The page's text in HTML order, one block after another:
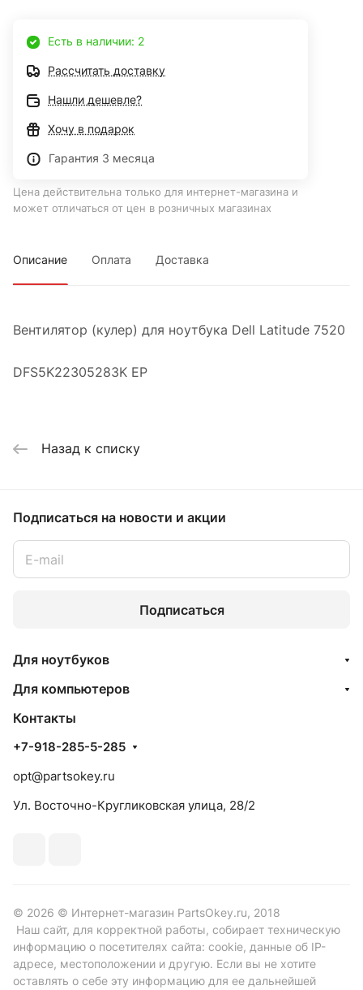
Есть в наличии: 2
Рассчитать доставку
Нашли дешевле?
Хочу в подарок
Гарантия 3 месяца
Цена действительна только для интернет-магазина и
может отличаться от цен в розничных магазинах
Описание Оплата Доставка
Вентилятор (кулер) для ноутбука Dell Latitude 7520
DFS5K22305283K EP
Назад к списку
Подписаться на новости и акции
Подписаться
Для ноутбуков
Для компьютеров
Контакты
+7-918-285-5-285
opt@partsokey.ru
Ул. Восточно-Кругликовская улица, 28/2
© 2026 © Интернет-магазин PartsOkey.ru, 2018
Наш сайт, для корректной работы, собирает техническую
информацию о посетителях сайта: cookie, данные об IP-
адресе, местоположении и другую. Если вы не хотите
оставлять о себе эту информацию для ее дальнейшей